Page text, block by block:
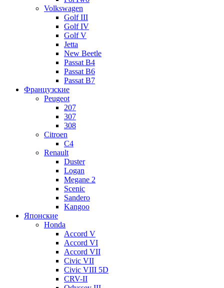
Volkswagen
Golf III
Golf IV
Golf V
Jetta
New Beetle
Passat B4
Passat B6
Passat B7
Французские
Peugeot
207
307
308
Citroen
C4
Renault
Duster
Logan
Megane 2
Scenic
Sandero
Kangoo
Японские
Honda
Accord V
Accord VI
Accord VII
Civic VII
Civic VIII 5D
CRV-II